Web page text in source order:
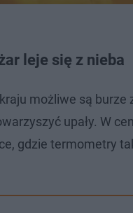
leje się z nieba
możliwe są
upały. W
gdzie termometry